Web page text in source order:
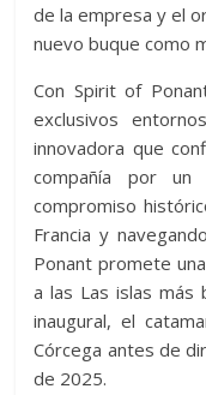
de la empresa y el
nuevo buque como
Con Spirit of
exclusivos
innovadora que
compañía por
compromiso
Francia y
Ponant promete
a las Las islas más
inaugural, el
Córcega antes de
de 2025.